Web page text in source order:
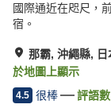
國際通近在咫尺，
宿。
那霸, 沖繩縣, 日
於地圖上顯示
4.5 很棒 評語數